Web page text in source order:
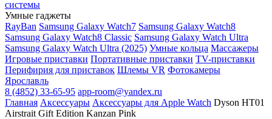
системы
Умные гаджеты
RayBan Samsung Galaxy Watch7 Samsung Galaxy Watch8
Samsung Galaxy Watch8 Classic Samsung Galaxy Watch Ultra
Samsung Galaxy Watch Ultra (2025) Умные кольца Массажеры
Игровые приставки Портативные приставки TV-приставки
Перифирия для приставок Шлемы VR Фотокамеры
Ярославль
8 (4852) 33-65-95 app-room@yandex.ru
Главная Аксессуары Аксессуары для Apple Watch Dyson HT01
Airstrait Gift Edition Kanzan Pink